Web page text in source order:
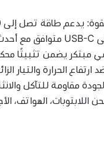
تصل إلى 240 واط لشحن فائق السرعة
مبتكر يضمن تثبيتًا
الحرارة والتيار
مقاومة للتآكل
الهواتف،